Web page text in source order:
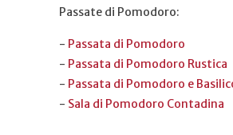
Passate di Pomodoro:
- Passata di Pomodoro
- Passata di Pomodoro Rustica
- Passata di Pomodoro e
- Sala di Pomodoro Contadina